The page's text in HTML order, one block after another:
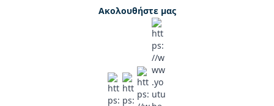
Ακολουθήστε μας